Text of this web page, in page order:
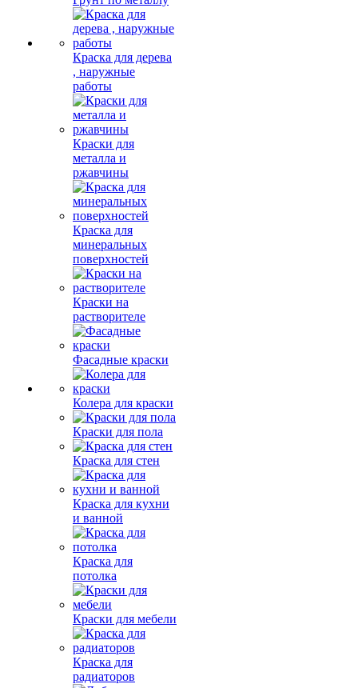
Краска для дерева
, наружные
работы
Краски для
металла и
ржавчины
Краска для
минеральных
поверхностей
Краски на
растворителе
Фасадные краски
Колера для краски
Краски для пола
Краска для стен
Краска для кухни
и ванной
Краска для
потолка
Краски для мебели
Краска для
радиаторов